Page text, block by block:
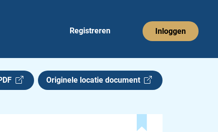
Registreren Inloggen
Originele locatie document